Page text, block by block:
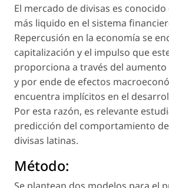
El mercado de divisas es
más liquido en el sistema
Repercusión en la economía se
capitalización y el impulso que
proporciona a través del aumento
y por ende de efectos
encuentra implícitos en el
Por esta razón, es relevante
predicción del comportamiento
divisas latinas.
Método: